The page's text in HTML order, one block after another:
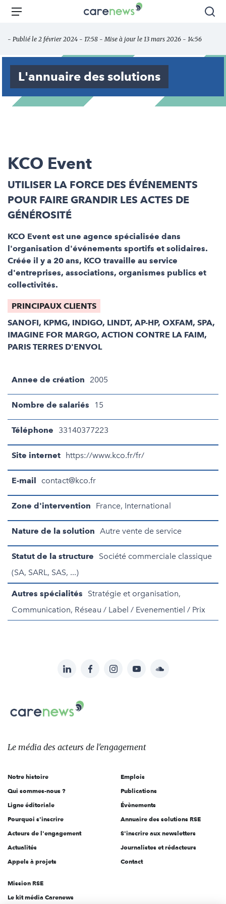
Aller
principal
Carenews,
des
acteurs
l'engagement
Menu
- Publié le 2 février 2024 - 17:58 - Mise à jour le 13 mars 2026 - 14:56
L'annuaire des solutions
KCO Event
UTILISER LA FORCE DES ÉVÉNEMENTS
POUR FAIRE GRANDIR LES ACTES DE
GÉNÉROSITÉ
KCO Event est une agence spécialisée dans
l'organisation d'événements sportifs et solidaires.
Créée il y a 20 ans, KCO travaille au service
d'entreprises, associations, organismes publics et
collectivités.
PRINCIPAUX CLIENTS
SANOFI, KPMG, INDIGO, LINDT, AP-HP, OXFAM, SPA,
IMAGINE FOR MARGO, ACTION CONTRE LA FAIM,
PARIS TERRES D'ENVOL
Annee de création 2005
Nombre de salariés 15
Téléphone 33140377223
Site internet https://www.kco.fr/fr/
E-mail contact@kco.fr
Zone d'intervention France, International
Nature de la solution Autre vente de service
Statut de la structure
Société commerciale classique
(SA, SARL, SAS, ...)
Autres spécialités
Stratégie et organisation,
Communication, Réseau / Label / Evenementiel / Prix
sur:
LinkedInFacebookInstagramYouTubeSoundcloud
Carenews,
Le
des
l'engagement
Le média des acteurs de l'engagement
Notre histoire
Qui sommes-nous ?
Ligne éditoriale
Pourquoi s'inscrire
Acteurs de l'engagement
Actualités
Appels à projets
Emplois
Publications
Évènements
Annuaire des solutions RSE
S'inscrire aux newsletters
Journalistes et rédacteurs
Contact
Mission RSE
Le kit média Carenews